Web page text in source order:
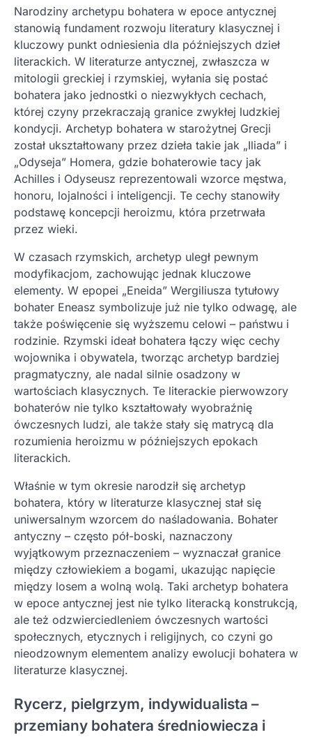
Narodziny archetypu bohatera w epoce antycznej
stanowią fundament rozwoju literatury klasycznej i
kluczowy punkt odniesienia dla późniejszych dzieł
literackich. W literaturze antycznej, zwłaszcza w
mitologii greckiej i rzymskiej, wyłania się postać
bohatera jako jednostki o niezwykłych cechach,
której czyny przekraczają granice zwykłej ludzkiej
kondycji. Archetyp bohatera w starożytnej Grecji
został ukształtowany przez dzieła takie jak „Iliada” i
„Odyseja” Homera, gdzie bohaterowie tacy jak
Achilles i Odyseusz reprezentowali wzorce męstwa,
honoru, lojalności i inteligencji. Te cechy stanowiły
podstawę koncepcji heroizmu, która przetrwała
przez wieki.
W czasach rzymskich, archetyp uległ pewnym
modyfikacjom, zachowując jednak kluczowe
elementy. W epopei „Eneida” Wergiliusza tytułowy
bohater Eneasz symbolizuje już nie tylko odwagę, ale
także poświęcenie się wyższemu celowi – państwu i
rodzinie. Rzymski ideał bohatera łączy więc cechy
wojownika i obywatela, tworząc archetyp bardziej
pragmatyczny, ale nadal silnie osadzony w
wartościach klasycznych. Te literackie pierwowzory
bohaterów nie tylko kształtowały wyobraźnię
ówczesnych ludzi, ale także stały się matrycą dla
rozumienia heroizmu w późniejszych epokach
literackich.
Właśnie w tym okresie narodził się archetyp
bohatera, który w literaturze klasycznej stał się
uniwersalnym wzorcem do naśladowania. Bohater
antyczny – często pół-boski, naznaczony
wyjątkowym przeznaczeniem – wyznaczał granice
między człowiekiem a bogami, ukazując napięcie
między losem a wolną wolą. Taki archetyp bohatera
w epoce antycznej jest nie tylko literacką konstrukcją,
ale też odzwierciedleniem ówczesnych wartości
społecznych, etycznych i religijnych, co czyni go
nieodzownym elementem analizy ewolucji bohatera w
literaturze klasycznej.
Rycerz, pielgrzym, indywidualista –
przemiany bohatera średniowiecza i